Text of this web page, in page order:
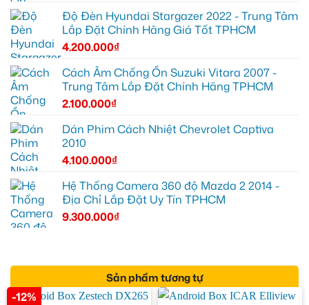
Độ Đèn Hyundai Stargazer 2022 - Trung Tâm
Lắp Đặt Chính Hãng Giá Tốt TPHCM
4.200.000₫
Cách Âm Chống Ồn Suzuki Vitara 2007 -
Trung Tâm Lắp Đặt Chính Hãng TPHCM
2.100.000₫
Dán Phim Cách Nhiệt Chevrolet Captiva
2010
4.100.000₫
Hệ Thống Camera 360 độ Mazda 2 2014 -
Địa Chỉ Lắp Đặt Uy Tín TPHCM
9.300.000₫
Sản phẩm tương tự
-12%